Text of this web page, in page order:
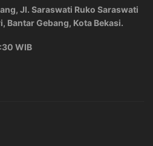
Jl. Saraswati Ruko Saraswati
Bantar Gebang, Kota Bekasi.
WIB